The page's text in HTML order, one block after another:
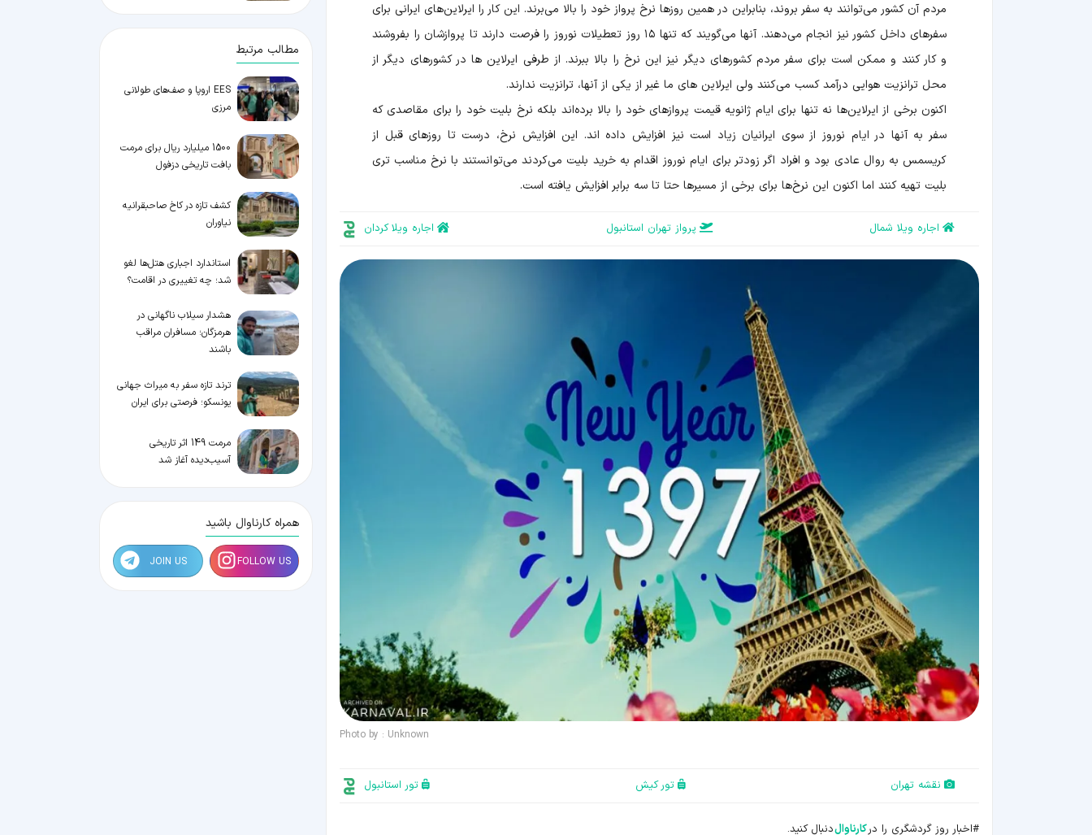
مردم آن کشور می‌توانند به سفر بروند، بنابراین در همین روزها نرخ پرواز خود را بالا می‌برند. این کار را ایرلاین‌های ایرانی برای
سفرهای داخل کشور نیز انجام می‌دهند. آنها می‌گویند که تنها ۱۵ روز تعطیلات نوروز را فرصت دارند تا پروازشان را بفروشند
و کار کنند و ممکن است برای سفر مردم کشورهای دیگر نیز این نرخ را بالا ببرند. از طرفی ایرلاین ها در کشورهای دیگر از
محل ترانزیت هوایی درآمد کسب می‌کنند ولی ایرلاین های ما غیر از یکی از آنها، ترانزیت ندارند.
اکنون برخی از ایرلاین‌ها نه تنها برای ایام ژانویه قیمت پروازهای خود را بالا برده‌اند بلکه نرخ بلیت خود را برای مقاصدی که
سفر به آنها در ایام نوروز از سوی ایرانیان زیاد است نیز افزایش داده اند. این افزایش نرخ، درست تا روزهای قبل از
کریسمس به روال عادی بود و افراد اگر زودتر برای ایام نوروز اقدام به خرید بلیت می‌کردند می‌توانستند با نرخ مناسب تری
بلیت تهیه کنند اما اکنون این نرخ‌ها برای برخی از مسیرها حتا تا سه برابر افزایش یافته است.
اجاره ویلا شمال پرواز تهران استانبول اجاره ویلا کردان
Photo by : Unknown
نقشه تهران تور کیش تور استانبول
#اخبار روز گردشگری را درکارناوالدنبال کنید.
مطالب مرتبط
EES اروپا و صف‌های طولانی
مرزی
1500 میلیارد ریال برای مرمت
بافت تاریخی دزفول
کشف تازه در کاخ صاحبقرانیه
نیاوران
استاندارد اجباری هتل‌ها لغو
شد؛ چه تغییری در اقامت؟
هشدار سیلاب ناگهانی در
هرمزگان؛ مسافران مراقب
باشند
ترند تازه سفر به میراث جهانی
یونسکو؛ فرصتی برای ایران
مرمت 149 اثر تاریخی
آسیب‌دیده آغاز شد
همراه کارناوال باشید
FOLLOW US
JOIN US